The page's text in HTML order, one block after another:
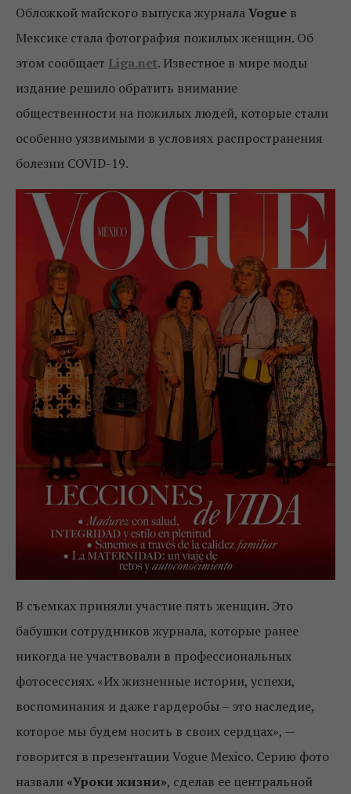
Обложкой майского выпуска журналаVogue в
Мексике стала фотография пожилых женщин. Об
этом сообщает Liga.net. Известное в мире моды
издание решило обратить внимание
общественности на пожилых людей, которые стали
особенно уязвимыми в условиях распространения
болезни COVID-19.
В съемках приняли участие пять женщин. Это
бабушки сотрудников журнала, которые ранее
никогда не участвовали в профессиональных
фотосессиях. «Их жизненные истории, успехи,
воспоминания и даже гардеробы – это наследие,
которое мы будем носить в своих сердцах», —
говорится в презентации Vogue Mexico. Серию фото
назвали «Уроки жизни», сделав ее центральной